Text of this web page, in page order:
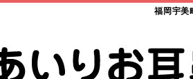
福岡宇美